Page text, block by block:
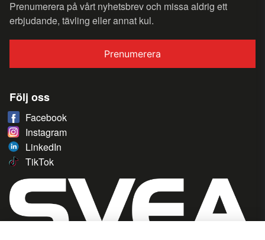
Prenumerera på vårt nyhetsbrev och missa aldrig ett
erbjudande, tävling eller annat kul.
Prenumerera
Följ oss
Facebook
Instagram
LinkedIn
TikTok